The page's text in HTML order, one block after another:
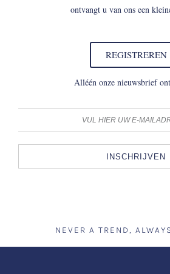
ontvangt u van ons een
REGISTREREN
Alléén onze nieuwsbrief
INSCHRIJVEN
NEVER A TREND,